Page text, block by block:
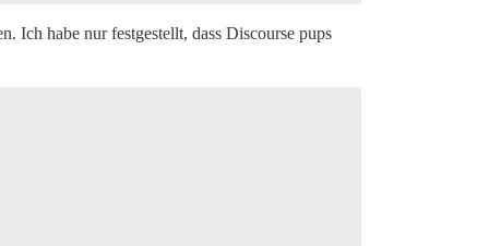
Ich habe nur festgestellt, dass Discourse pups